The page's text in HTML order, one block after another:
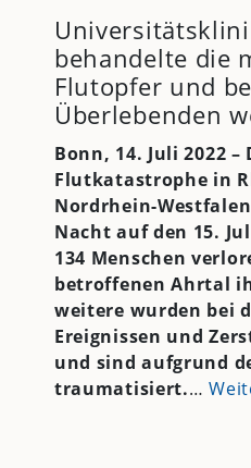
behandelte die
Flutopfer und
Überlebenden
Bonn, 14. Juli 2022 –
Flutkatastrophe in
Nordrhein-
Nacht auf den 15.
134 Menschen
betroffenen Ahrtal
weitere wurden bei
Ereignissen und
und sind aufgrund
traumatisiert.…